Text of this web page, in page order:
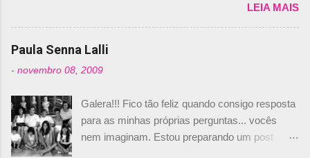
dois brasileiros”, explicou, dizendo ainda que
não tem nada contra o filho do tricampeão
Nelson Piquet. “Ele é um bom piloto, rápido e
experiente.” Audetto disse ainda que a suposta
não corresponde à realidade. “O suposto 15%
de investimento seria menor do que aquilo que
outros pilotos podem trazer: italianos, r...
truth but I’ve never had an option in my contract so that’s
should, pretty much, tell you that it’s not true." #Kimi7 #EifelGP
#AlfaRomeoRacing pic.twitter.com/77EDVn39Ia — Kimi
Romain falando sobre o fato do Iceman estar há tantos anos na
@RGrosjean ! #EifelGP 🇩🇪 #F1
pic.twitter.com/GSAu1LWnwW — Formula 1 (@F1) October 8,
2020 Beijinhos, Ludy
LEIA MAIS
Paula Senna Lalli
- novembro 08, 2009
Galera!!! Fico tão feliz quando consigo resposta
para as minhas próprias perguntas... vocês
nem imaginam. Estou preparando um post